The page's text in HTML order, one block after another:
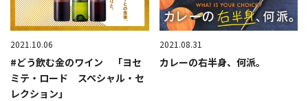
2021.10.06
#どう飲む金のワイン 「ヨセ
ミテ・ロード スペシャル・セ
レクション」
2021.08.31
カレーの右半身、何派。